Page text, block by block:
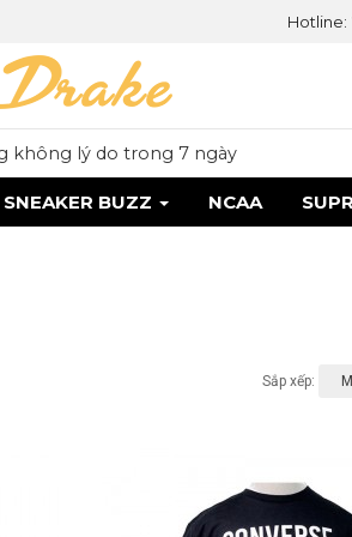
Hotline:
Tặng vớ khi mua giày
SNEAKER BUZZ NCAA
Sắp xếp: